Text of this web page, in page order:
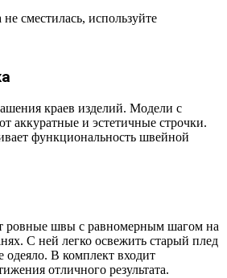
сместилась, используйте
краев изделий. Модели с
аккуратные и эстетичные строчки.
функциональность швейной
ровные швы с равномерным шагом на
С ней легко освежить старый плед
одеяло. В комплект входит
отличного результата.